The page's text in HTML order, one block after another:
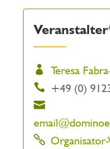
Teresa
+49 (0)